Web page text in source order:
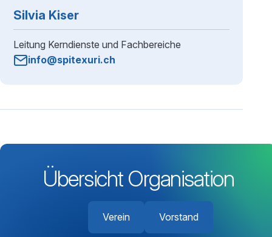
Silvia Kiser
Leitung Kerndienste und Fachbereiche
info@spitexuri.ch
Übersicht Organisation
Verein Vorstand